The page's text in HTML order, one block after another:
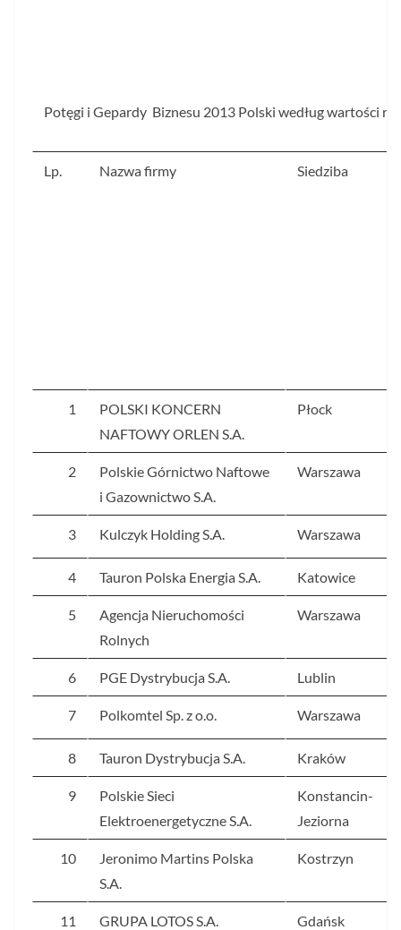
Potęgi i Gepardy Biznesu 2013 Polski według wartości
Lp. Nazwa firmy Siedziba
1
POLSKI KONCERN
NAFTOWY ORLEN S.A.
Płock
2
Polskie Górnictwo Naftowe
i Gazownictwo S.A.
Warszawa
3 Kulczyk Holding S.A. Warszawa
4 Tauron Polska Energia S.A. Katowice
5
Agencja Nieruchomości
Rolnych
Warszawa
6 PGE Dystrybucja S.A. Lublin
7 Polkomtel Sp. z o.o. Warszawa
8 Tauron Dystrybucja S.A. Kraków
9
Polskie Sieci
Elektroenergetyczne S.A.
Konstancin-
Jeziorna
10
Jeronimo Martins Polska
S.A.
Kostrzyn
11 GRUPA LOTOS S.A. Gdańsk